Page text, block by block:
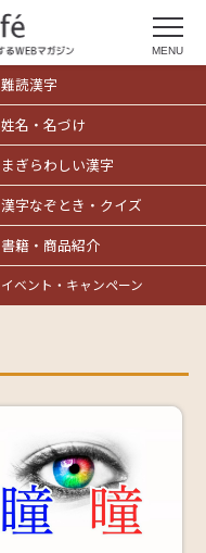
MENU
難読漢字
姓名・名づけ
まぎらわしい漢字
漢字なぞとき・クイズ
書籍・商品紹介
イベント・キャンペーン